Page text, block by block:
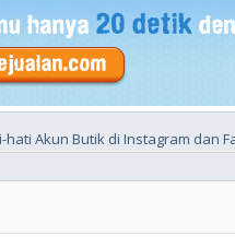
hati Akun Butik di Instagram dan